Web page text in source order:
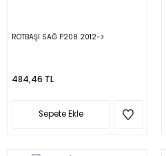
ROTBAŞI SAĞ P208 2012->
484,46 TL
Sepete Ekle